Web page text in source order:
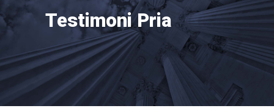
Testimoni Pria